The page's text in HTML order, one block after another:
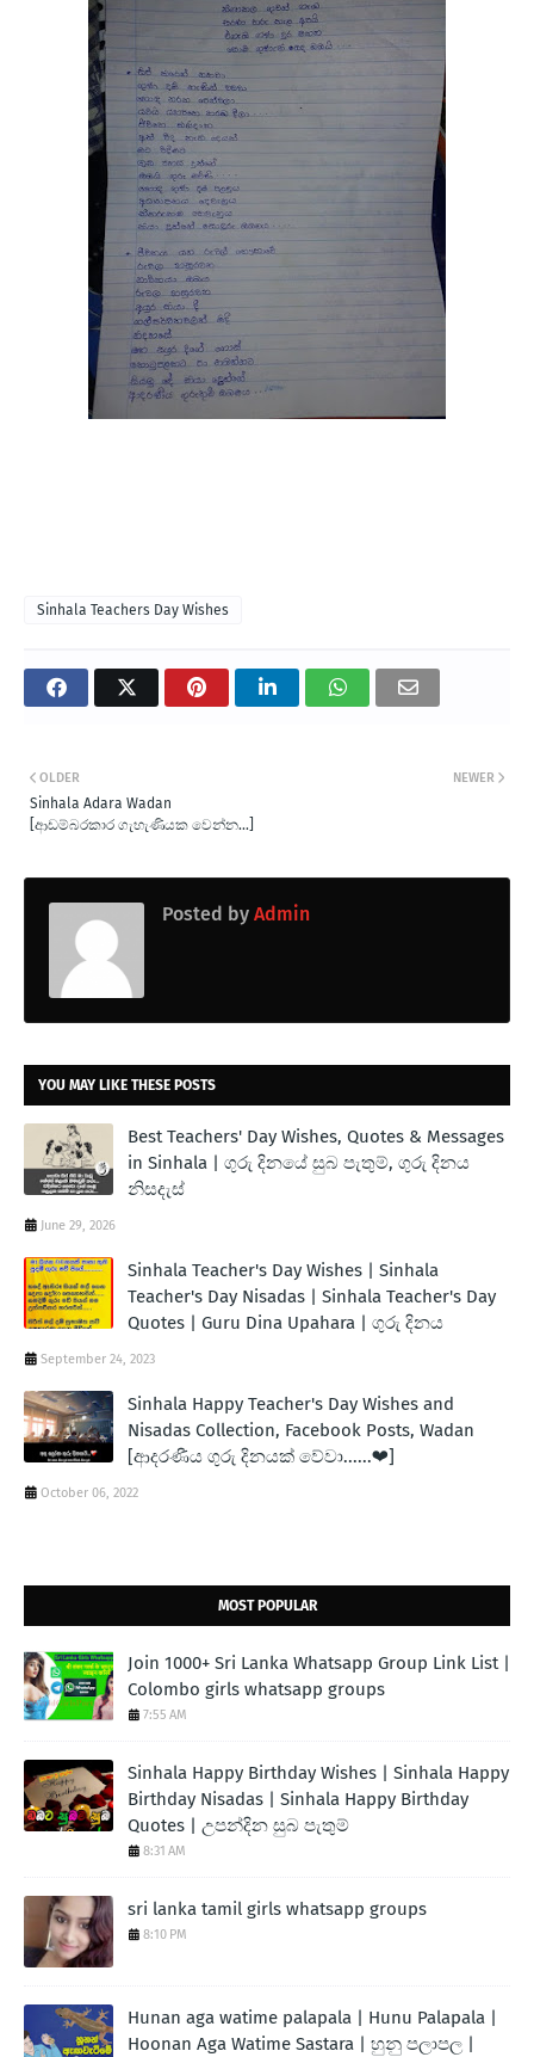
Sinhala Teachers Day Wishes
NEWER
OLDER
Sinhala Adara Wadan
[ආඩම්බරකාර ගැහැණියක වෙන්න...]
Posted by Admin
YOU MAY LIKE THESE POSTS
Best Teachers' Day Wishes, Quotes & Messages
in Sinhala | ගුරු දිනයේ සුබ පැතුම්, ගුරු දිනය
නිසදැස්
June 29, 2026
Sinhala Teacher's Day Wishes | Sinhala
Teacher's Day Nisadas | Sinhala Teacher's Day
Quotes | Guru Dina Upahara | ගුරු දිනය
September 24, 2023
Sinhala Happy Teacher's Day Wishes and
Nisadas Collection, Facebook Posts, Wadan
[ආදරණීය ගුරු දිනයක් වේවා......❤]
October 06, 2022
MOST POPULAR
Join 1000+ Sri Lanka Whatsapp Group Link List |
Colombo girls whatsapp groups
7:55 AM
Sinhala Happy Birthday Wishes | Sinhala Happy
Birthday Nisadas | Sinhala Happy Birthday
Quotes | උපන්දින සුබ පැතුම්
8:31 AM
sri lanka tamil girls whatsapp groups
8:10 PM
Hunan aga watime palapala | Hunu Palapala |
Hoonan Aga Watime Sastara | හුනු පලාපල |